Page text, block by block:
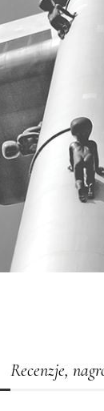
Recenzje,